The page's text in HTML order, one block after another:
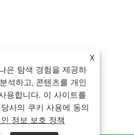
X
은 탐색 경험을 제공하
석하고, 콘텐츠를 개인
용합니다. 이 사이트를
사의 쿠키 사용에 동의
정보 보호 정책